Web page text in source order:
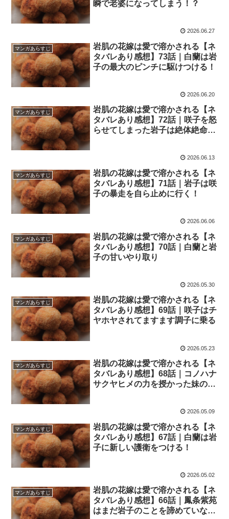
瞬で老婆になってしまう！？
2026.06.27
マンガあらすじ
岩肌の花嫁は愛で溶かされる【ネ
タバレあり感想】73話｜白蘭は岩
子の最大のピンチに駆けつける！
2026.06.20
マンガあらすじ
岩肌の花嫁は愛で溶かされる【ネ
タバレあり感想】72話｜咲子を怒
らせてしまった岩子は絶体絶命の
2026.06.13
マンガあらすじ
岩肌の花嫁は愛で溶かされる【ネ
タバレあり感想】71話｜岩子は咲
子の暴走を自ら止めに行く！
2026.06.06
マンガあらすじ
岩肌の花嫁は愛で溶かされる【ネ
タバレあり感想】70話｜白蘭と岩
子の甘いやり取り
2026.05.30
マンガあらすじ
岩肌の花嫁は愛で溶かされる【ネ
タバレあり感想】69話｜咲子はチ
ヤホヤされてますます調子に乗る
2026.05.23
マンガあらすじ
岩肌の花嫁は愛で溶かされる【ネ
タバレあり感想】68話｜コノハナ
サクヤヒメの力を授かった妹の咲
2026.05.09
マンガあらすじ
岩肌の花嫁は愛で溶かされる【ネ
タバレあり感想】67話｜白蘭は岩
子に新しい護衛をつける！
2026.05.02
マンガあらすじ
岩肌の花嫁は愛で溶かされる【ネ
タバレあり感想】66話｜鳳条紫苑
はまだ岩子のことを諦めていなか